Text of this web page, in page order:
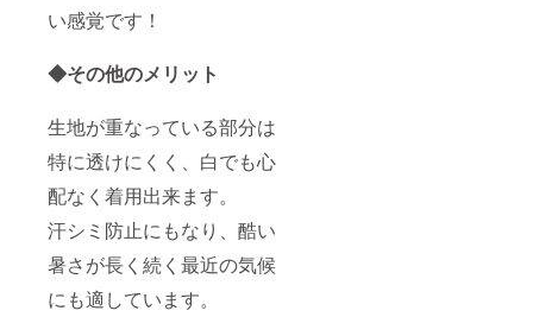
い感覚です！
◆その他のメリット
生地が重なっている部分は
特に透けにくく、白でも心
配なく着用出来ます。
汗シミ防止にもなり、酷い
暑さが長く続く最近の気候
にも適しています。